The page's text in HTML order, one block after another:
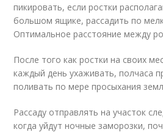
пикировать, если ростки
большом ящике, рассадить по
Оптимальное расстояние между
После того как ростки на своих
каждый день ухаживать, полчаса
поливать по мере просыхания
Рассаду отправлять на участок
когда уйдут ночные заморозки,